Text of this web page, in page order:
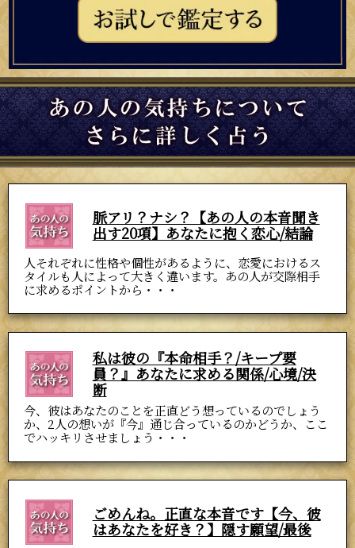
脈アリ？ナシ？【あの人の本音聞き
出す20項】あなたに抱く恋心/結論
人それぞれに性格や個性があるように、恋愛におけるス
タイルも人によって大きく違います。あの人が交際相手
に求めるポイントから・・・
私は彼の『本命相手？/キープ要
員？』あなたに求める関係/心境/決
断
今、彼はあなたのことを正直どう想っているのでしょう
か、2人の想いが『今』通じ合っているのかどうか、ここ
でハッキリさせましょう・・・
ごめんね。正直な本音です【今、彼
はあなたを好き？】隠す願望/最後